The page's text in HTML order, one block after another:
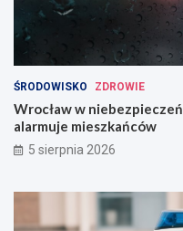
ŚRODOWISKO ZDROWIE
Wrocław w
alarmuje mieszkańców
5 sierpnia 2026